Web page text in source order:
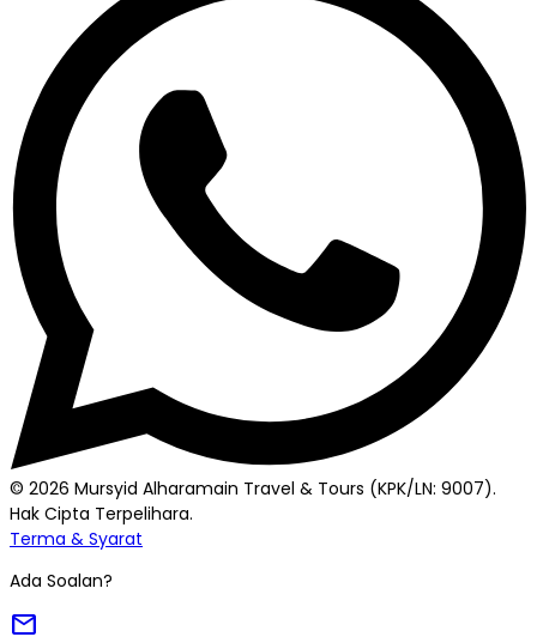
© 2026 Mursyid Alharamain Travel & Tours (KPK/LN: 9007).
Hak Cipta Terpelihara.
Terma & Syarat
Ada Soalan?
mail